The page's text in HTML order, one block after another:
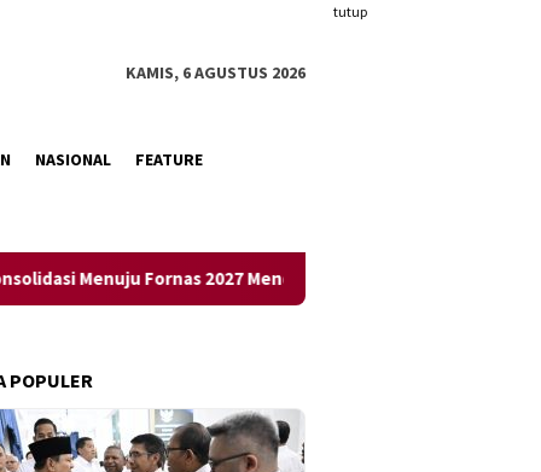
tutup
KAMIS, 6 AGUSTUS 2026
NASIONAL FEATURE
Fornas 2027 Mendatang
POPULER